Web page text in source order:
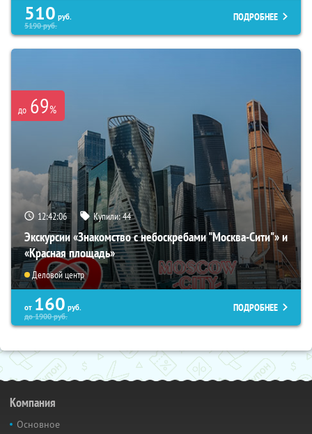
510 руб.
5190руб.
ПОДРОБНЕЕ
до 69%
12:42:05 Купили:44
Экскурсии «Знакомство с небоскребами "Москва-Сити"» и
«Красная площадь»
Деловой центр
от 160 руб.
до1900руб.
ПОДРОБНЕЕ
Компания
Основное